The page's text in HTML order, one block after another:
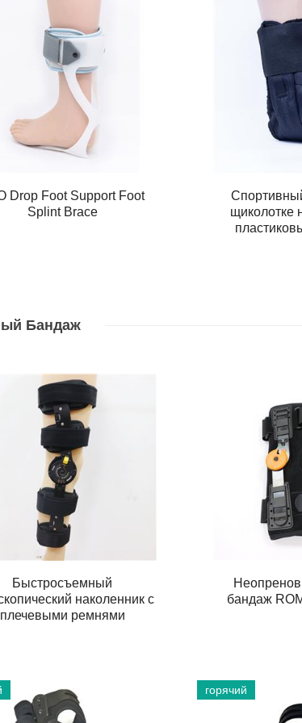
Drop Foot Support Foot
Splint Brace
щиколотке
Бандаж
Быстросъемный
наколенник с
плечевыми ремнями
бандаж
горячий